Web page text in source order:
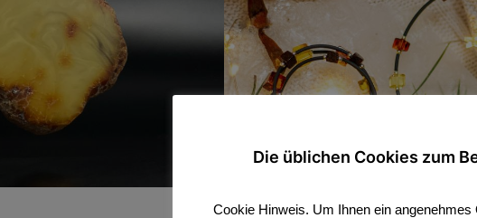
Die üblichen Cookies zum
Cookie Hinweis. Um Ihnen ein angenehmes